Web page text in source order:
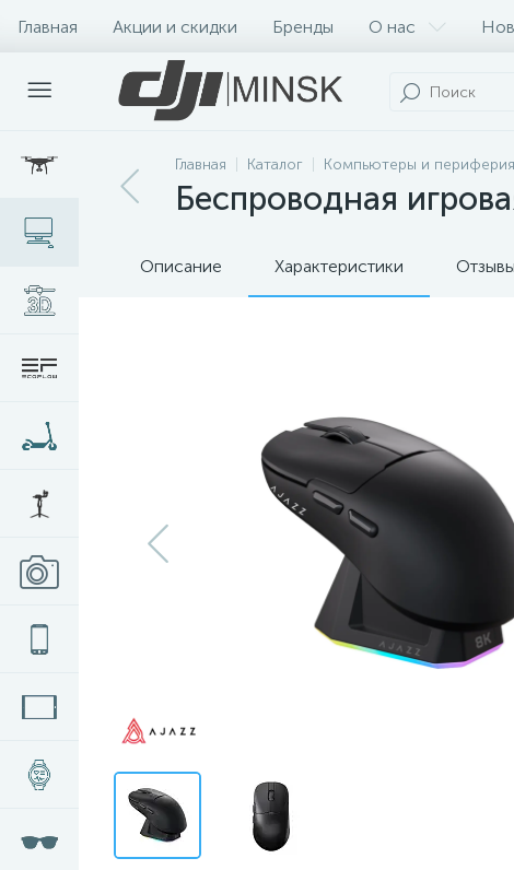
Главная Акции и скидки Бренды О нас
Главная Каталог Компьютеры и периферия
Беспроводная
Описание Характеристики Отзывы